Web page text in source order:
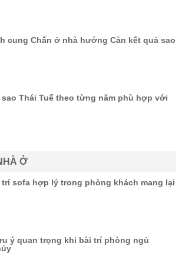
cung Chấn ở nhà hướng Càn kết quả sao
sao Thái Tuế theo từng năm phù hợp với
Ở
trí sofa hợp lý trong phòng khách mang lại
ý quan trọng khi bài trí phòng ngủ